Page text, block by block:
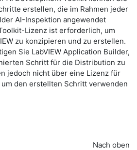
erstellen, die im Rahmen jeder
AI-Inspektion angewendet
Lizenz ist erforderlich, um
zu konzipieren und zu erstellen.
Sie LabVIEW Application Builder,
Schritt für die Distribution zu
jedoch nicht über eine Lizenz für
den erstellten Schritt verwenden
Nach oben